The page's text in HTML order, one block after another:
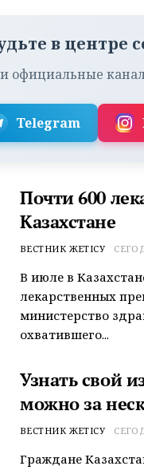
в центре
официальные
Telegram
Почти 600
Казахстане
ВЕСТНИК ЖЕТІСУ
В июле в
лекарственных
министерство
охватившего...
Узнать свой
можно за
ВЕСТНИК ЖЕТІСУ
Граждане